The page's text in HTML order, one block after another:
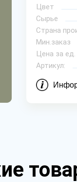
Цвет
Сырье
Страна
Мин.заказ
Цена за ед.
Артикул: